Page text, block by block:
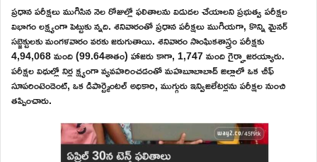
ప్రధాన పరీక్షలు ముగిసిన నెల రోజుల్లో ఫలితాలను విడుదల చేయాలని ప్రభుత్వ పరీక్షల
విభాగం లక్ష్యంగా పెట్టుకు న్నది. శనివారంతో ప్రధాన పరీక్షలు ముగియగా, కొన్ని మైనర్
సబ్జెక్టులకు మంగళవారం వరకు జరుగుతాయి. శనివారం సాంఘికశాస్త్రం పరీక్షకు
4,94,068 మంది (99.64శాతం) హాజరు కాగా, 1,747 మంది గైర్హాజరయ్యారు.
పరీక్షల విధుల్లో నిర్ల క్ష్యంగా వ్యవహరించడంతో మహబూబాబాద్ జిల్లాలో ఒక చీఫ్
సూపరింటెండెంట్, ఒక డిపార్ట్మెంటల్ అధికారి, ముగ్గురు ఇన్విజిలేటర్లను పరీక్షల నుంచి
తప్పించారు.